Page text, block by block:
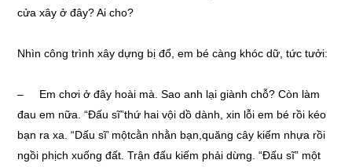
cửa xây ở đây? Ai cho?
Nhìn công trình xây dựng bị đổ, em bé càng khóc dữ, tức tưởi:
– Em chơi ở đây hoài mà. Sao anh lại giành chỗ? Còn làm
đau em nữa. “Đấu sĩ”thứ hai vội dồ dành, xin lỗi em bé rồi kéo
bạn ra xa. “Dấu sĩ’ mộtcằn nhằn bạn,quăng cây kiếm nhựa rồi
ngồi phịch xuống đất. Trận đấu kiếm phải dừng. “Đấu sĩ” một